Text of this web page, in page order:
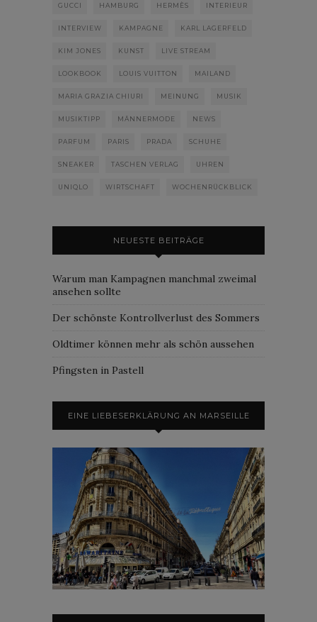
GUCCI HAMBURG HERMÈS INTERIEUR
INTERVIEW KAMPAGNE KARL LAGERFELD
KIM JONES KUNST LIVE STREAM
LOOKBOOK LOUIS VUITTON MAILAND
MARIA GRAZIA CHIURI MEINUNG MUSIK
MUSIKTIPP MÄNNERMODE NEWS
PARFUM PARIS PRADA SCHUHE
SNEAKER TASCHEN VERLAG UHREN
UNIQLO WIRTSCHAFT WOCHENRÜCKBLICK
NEUESTE BEITRÄGE
Warum man Kampagnen manchmal zweimal
ansehen sollte
Der schönste Kontrollverlust des Sommers
Oldtimer können mehr als schön aussehen
Pfingsten in Pastell
EINE LIEBESERKLÄRUNG AN MARSEILLE